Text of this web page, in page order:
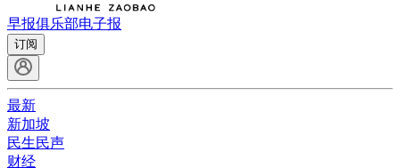
早报俱乐部电子报
订阅
最新
新加坡
民生民声
财经